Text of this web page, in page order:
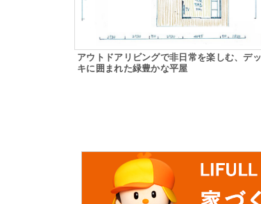
アウトドアリビングで非日常を楽しむ、デッ
キに囲まれた緑豊かな平屋